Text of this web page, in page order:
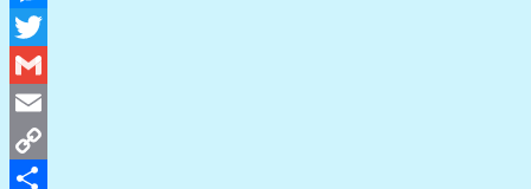
Messenger
Twitter
Gmail
Email
Copy